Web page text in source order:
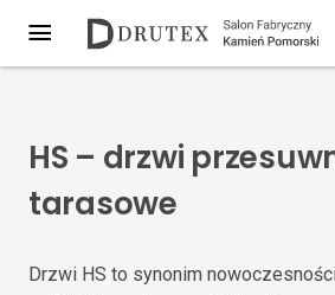
HS – drzwi
tarasowe
Drzwi HS to synonim